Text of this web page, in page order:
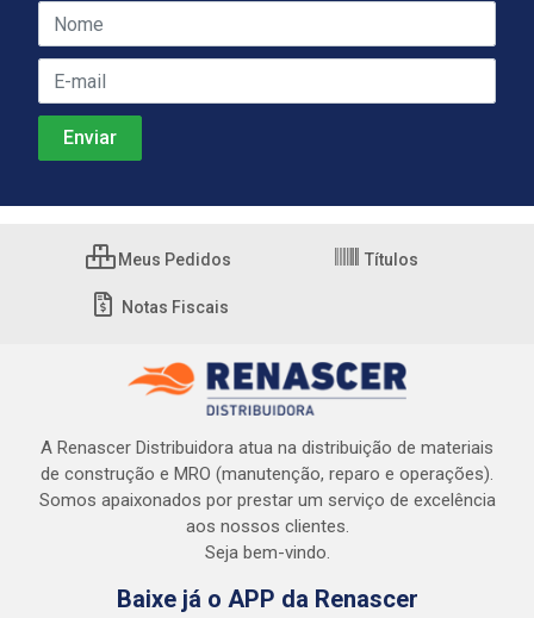
Meus Pedidos Títulos
Notas Fiscais
A Renascer Distribuidora atua na distribuição de materiais
de construção e MRO (manutenção, reparo e operações).
Somos apaixonados por prestar um serviço de excelência
aos nossos clientes.
Seja bem-vindo.
Baixe já o APP da Renascer